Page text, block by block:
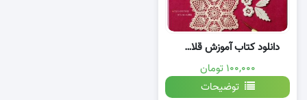
دانلود کتاب آموزش قلاب بافی با تصویر
۱۰۰,۰۰۰ تومان
توضیحات